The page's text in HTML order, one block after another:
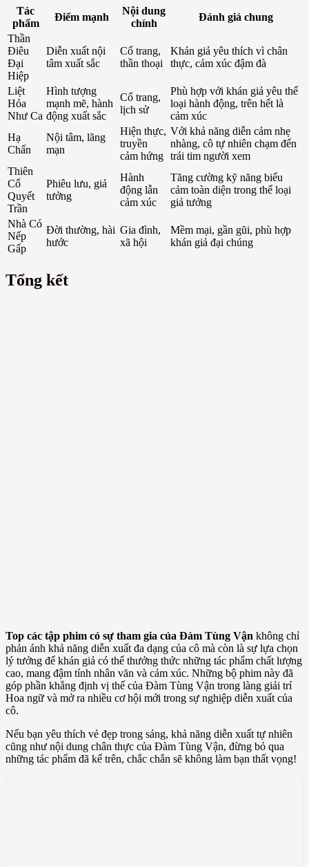
Tác
phẩm
Điểm mạnh
Nội dung
chính
Đánh giá chung
Thần
Điêu
Đại
Hiệp
Diễn xuất nội
tâm xuất sắc
Cổ trang,
thần thoại
Khán giả yêu thích vì chân
thực, cảm xúc đậm đà
Liệt
Hỏa
Như Ca
Hình tượng
mạnh mẽ, hành
động xuất sắc
Cổ trang,
lịch sử
Phù hợp với khán giả yêu thể
loại hành động, trên hết là
cảm xúc
Hạ
Chấn
Nội tâm, lãng
mạn
Hiện thực,
truyền
cảm hứng
Với khả năng diễn cảm nhẹ
nhàng, cô tự nhiên chạm đến
trái tim người xem
Thiên
Cổ
Quyết
Trần
Phiêu lưu, giả
tưởng
Hành
động lẫn
cảm xúc
Tăng cường kỹ năng biểu
cảm toàn diện trong thể loại
giả tưởng
Nhà Có
Nếp
Gấp
Đời thường, hài
hước
Gia đình,
xã hội
Mềm mại, gần gũi, phù hợp
khán giả đại chúng
Tổng kết
Top các tập phim có sự tham gia của Đàm Tùng Vận không chỉ
phản ánh khả năng diễn xuất đa dạng của cô mà còn là sự lựa chọn
lý tưởng để khán giả có thể thưởng thức những tác phẩm chất lượng
cao, mang đậm tính nhân văn và cảm xúc. Những bộ phim này đã
góp phần khẳng định vị thế của Đàm Tùng Vận trong làng giải trí
Hoa ngữ và mở ra nhiều cơ hội mới trong sự nghiệp diễn xuất của
cô.
Nếu bạn yêu thích vẻ đẹp trong sáng, khả năng diễn xuất tự nhiên
cũng như nội dung chân thực của Đàm Tùng Vận, đừng bỏ qua
những tác phẩm đã kể trên, chắc chắn sẽ không làm bạn thất vọng!